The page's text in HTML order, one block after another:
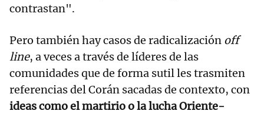
contrastan".
Pero también hay casos de radicalización off
line, a veces a través de líderes de las
comunidades que de forma sutil les trasmiten
referencias del Corán sacadas de contexto, con
ideas como el martirio o la lucha Oriente-